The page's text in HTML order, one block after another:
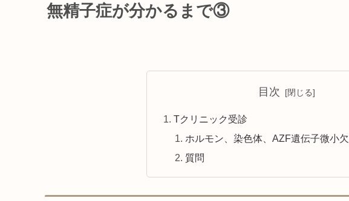
無精子症が分かるまで③
目次
Tクリニック受診
ホルモン、染色体、AZF遺伝子微小
質問